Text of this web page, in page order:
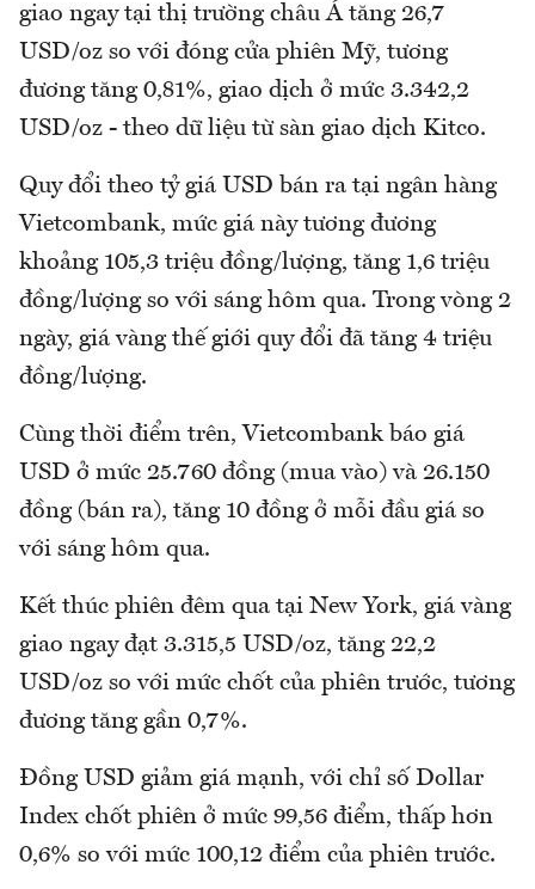
giao ngay tại thị trường châu Á tăng 26,7
USD/oz so với đóng cửa phiên Mỹ, tương
đương tăng 0,81%, giao dịch ở mức 3.342,2
USD/oz - theo dữ liệu từ sàn giao dịch Kitco.
Quy đổi theo tỷ giá USD bán ra tại ngân hàng
Vietcombank, mức giá này tương đương
khoảng 105,3 triệu đồng/lượng, tăng 1,6 triệu
đồng/lượng so với sáng hôm qua. Trong vòng 2
ngày, giá vàng thế giới quy đổi đã tăng 4 triệu
đồng/lượng.
Cùng thời điểm trên, Vietcombank báo giá
USD ở mức 25.760 đồng (mua vào) và 26.150
đồng (bán ra), tăng 10 đồng ở mỗi đầu giá so
với sáng hôm qua.
Kết thúc phiên đêm qua tại New York, giá vàng
giao ngay đạt 3.315,5 USD/oz, tăng 22,2
USD/oz so với mức chốt của phiên trước, tương
đương tăng gần 0,7%.
Đồng USD giảm giá mạnh, với chỉ số Dollar
Index chốt phiên ở mức 99,56 điểm, thấp hơn
0,6% so với mức 100,12 điểm của phiên trước.